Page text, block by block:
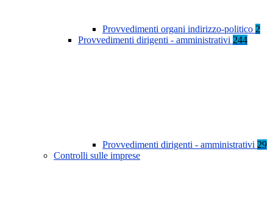
Provvedimenti organi indirizzo-politico 2
Provvedimenti dirigenti - amministrativi 244
Provvedimenti dirigenti - amministrativi 29
Controlli sulle imprese